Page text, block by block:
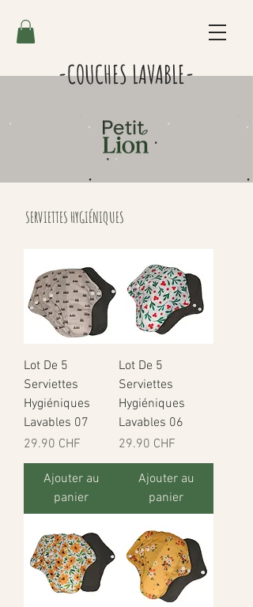
-COUCHES LAVABLE-
SERVIETTES HYGIÉNIQUES
Lot De 5
Serviettes
Hygiéniques
Lavables 07
Prix
29.90 CHF
Ajouter au
panier
Lot De 5
Serviettes
Hygiéniques
Lavables 06
Prix
29.90 CHF
Ajouter au
panier